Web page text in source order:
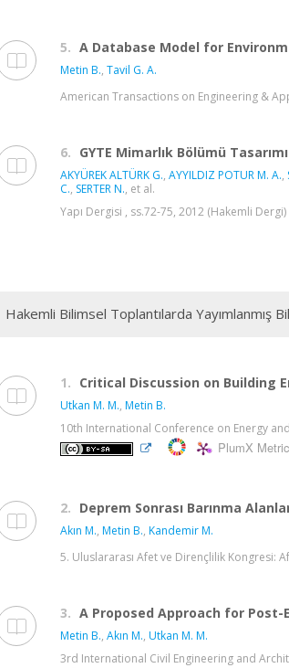
5. A Database Model for
Metin B., Tavil G. A.
American Transactions on Engineering &
6. GYTE Mimarlık Bölümü Tasarımı
AKYÜREK ALTÜRK G., AYYILDIZ POTUR M. A.,
C., SERTER N., et al.
Yapı Dergisi , ss.72-75, 2012 (Hakemli Dergi)
Hakemli Bilimsel Toplantılarda Yayımlanmış
1. Critical Discussion on Building
Utkan M. M., Metin B.
10th International Conference on Energy
PlumX
2. Deprem Sonrası Barınma
Akın M., Metin B., Kandemir M.
5. Uluslararası Afet ve Dirençlilik Kongresi:
3. A Proposed Approach for
Metin B., Akın M., Utkan M. M.
3rd International Civil Engineering and